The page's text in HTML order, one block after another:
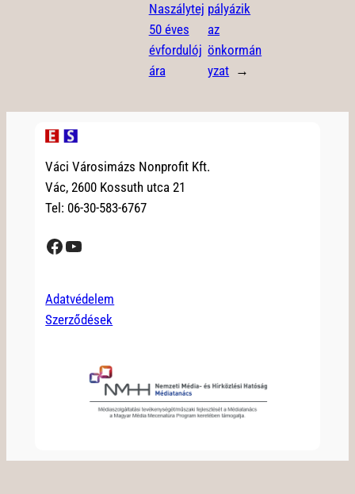
Naszálytej
50 éves
évfordulój
ára
pályázik
az
önkormán
yzat →
Váci Városimázs Nonprofit Kft.
Vác, 2600 Kossuth utca 21
Tel: 06-30-583-6767
Facebook YouTube
Adatvédelem
Szerződések